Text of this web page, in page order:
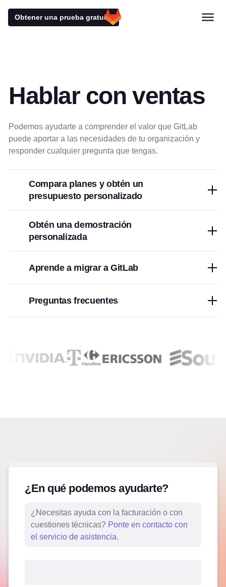
Obtener una prueba gratuita
Hablar con ventas
Podemos ayudarte a comprender el valor que GitLab
puede aportar a las necesidades de tu organización y
responder cualquier pregunta que tengas.
Compara planes y obtén un
presupuesto personalizado
Obtén una demostración
personalizada
Aprende a migrar a GitLab
Preguntas frecuentes
¿En qué podemos ayudarte?
¿Necesitas ayuda con la facturación o con
cuestiones técnicas? Ponte en contacto con
el servicio de asistencia.